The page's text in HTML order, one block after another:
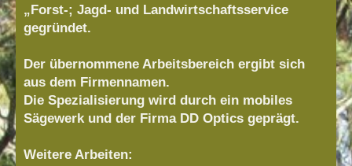
„Forst-; Jagd- und Landwirtschaftsservice
gegründet.
Der übernommene Arbeitsbereich ergibt sich
aus dem Firmennamen.
Die Spezialisierung wird durch ein mobiles
Sägewerk und der Firma DD Optics geprägt.
Weitere Arbeiten: